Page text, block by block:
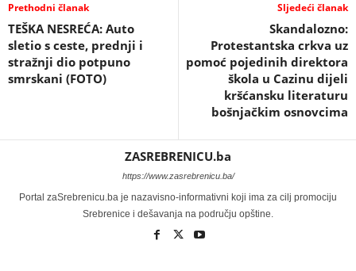
Prethodni članak
TEŠKA NESREĆA: Auto
sletio s ceste, prednji i
stražnji dio potpuno
smrskani (FOTO)
Sljedeći članak
Skandalozno:
Protestantska crkva uz
pomoć pojedinih direktora
škola u Cazinu dijeli
kršćansku literaturu
bošnjačkim osnovcima
ZASREBRENICU.ba
https://www.zasrebrenicu.ba/
Portal zaSrebrenicu.ba je nazavisno-informativni koji ima za cilj promociju
Srebrenice i dešavanja na području opštine.